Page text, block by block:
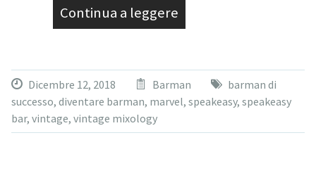
Continua a leggere
Dicembre 12, 2018 Barman
barman di
successo, diventare barman, marvel, speakeasy, speakeasy
bar, vintage, vintage mixology